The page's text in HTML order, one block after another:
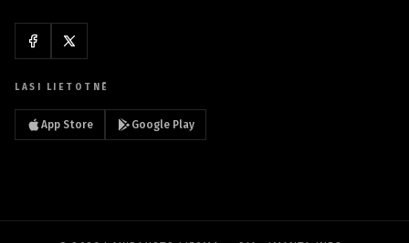
LASI LIETOTNĒ
App Store Google Play